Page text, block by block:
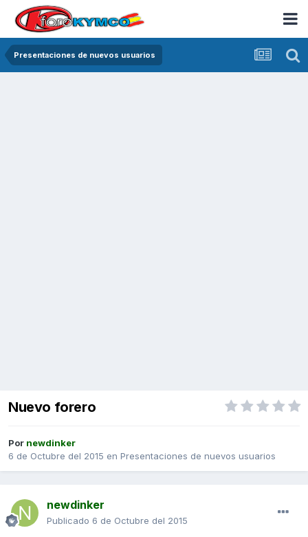
Presentaciones de nuevos usuarios
Nuevo forero
Por newdinker
6 de Octubre del 2015 en Presentaciones de nuevos usuarios
newdinker
Publicado 6 de Octubre del 2015